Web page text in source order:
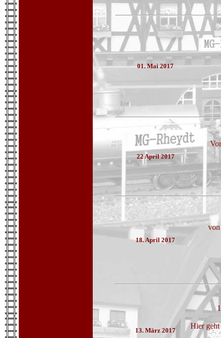
01. Mai 2017
22 April 2017
18. April 2017
13. März 2017
Hier geht